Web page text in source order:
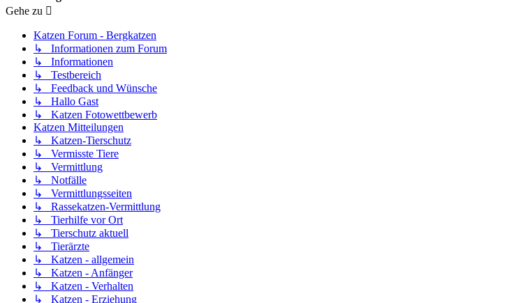
Gehe zu
Katzen Forum - Bergkatzen
↳ Informationen zum Forum
↳ Informationen
↳ Testbereich
↳ Feedback und Wünsche
↳ Hallo Gast
↳ Katzen Fotowettbewerb
Katzen Mitteilungen
↳ Katzen-Tierschutz
↳ Vermisste Tiere
↳ Vermittlung
↳ Notfälle
↳ Vermittlungsseiten
↳ Rassekatzen-Vermittlung
↳ Tierhilfe vor Ort
↳ Tierschutz aktuell
↳ Tierärzte
↳ Katzen - allgemein
↳ Katzen - Anfänger
↳ Katzen - Verhalten
↳ Katzen - Erziehung